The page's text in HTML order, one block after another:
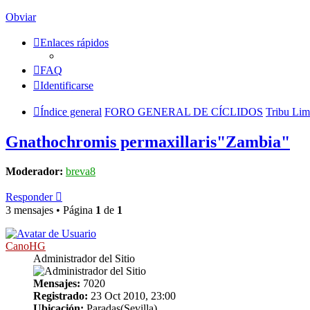
Obviar
Enlaces rápidos
FAQ
Identificarse
Índice general FORO GENERAL DE CÍCLIDOS Tribu
Gnathochromis permaxillaris"Zambia"
Moderador: breva8
Responder
3 mensajes • Página 1 de 1
CanoHG
Administrador del Sitio
Mensajes: 7020
Registrado: 23 Oct 2010, 23:00